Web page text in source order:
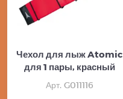
Чехол для лыж Atomic
для 1 пары, красный
Арт. G011116